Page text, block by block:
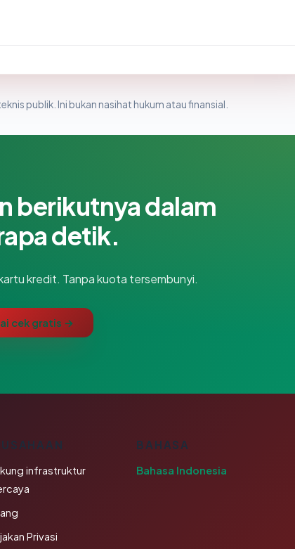
publik. Ini bukan nasihat hukum atau finansial.
berikutnya dalam
detik.
kredit. Tanpa kuota tersembunyi.
cek gratis →
infrastruktur
Privasi
BAHASA
Bahasa Indonesia